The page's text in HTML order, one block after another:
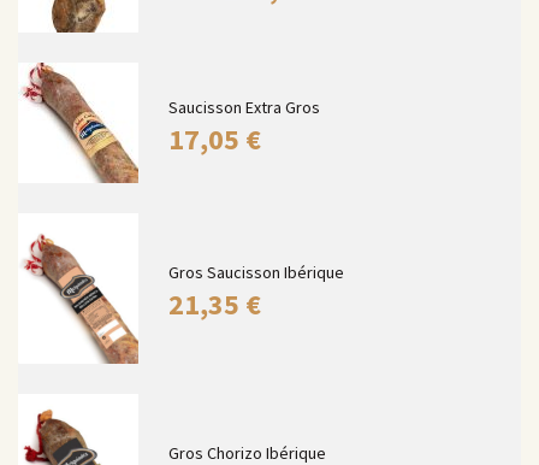
Saucisson Extra Gros
17,05 €
Gros Saucisson Ibérique
21,35 €
Gros Chorizo Ibérique